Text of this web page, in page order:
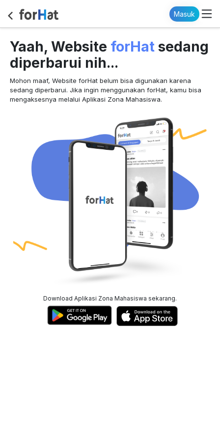
Masuk
Yaah, Website forHat sedang
diperbarui nih...
Mohon maaf, Website forHat belum bisa digunakan karena
sedang diperbarui. Jika ingin menggunakan forHat, kamu bisa
mengaksesnya melalui Aplikasi Zona Mahasiswa.
Download Aplikasi Zona Mahasiswa sekarang.